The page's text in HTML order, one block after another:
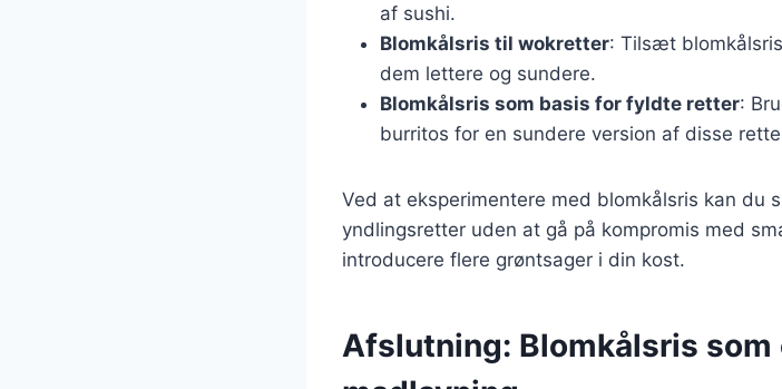
af sushi.
Blomkålsris til wokretter: Tilsæt
dem lettere og sundere.
Blomkålsris som basis for fyldte retter:
burritos for en sundere version af disse
Ved at eksperimentere med blomkålsris kan du
yndlingsretter uden at gå på kompromis med
introducere flere grøntsager i din kost.
Afslutning: Blomkålsris som